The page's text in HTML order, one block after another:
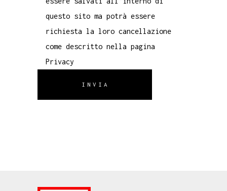
questo sito ma potrà essere
richiesta la loro cancellazione
come descritto nella pagina
Privacy
INVIA